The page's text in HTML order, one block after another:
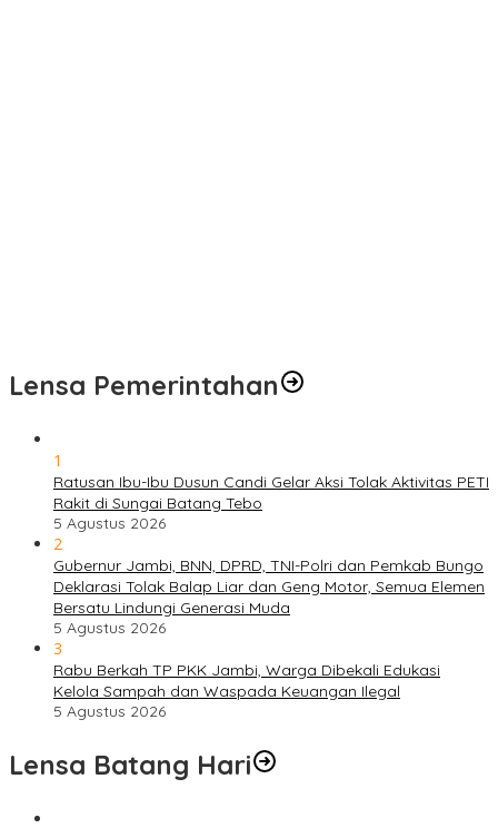
Lensa Pemerintahan
1
Ratusan Ibu-Ibu Dusun Candi Gelar Aksi Tolak Aktivitas PETI
Rakit di Sungai Batang Tebo
5 Agustus 2026
2
Gubernur Jambi, BNN, DPRD, TNI-Polri dan Pemkab Bungo
Deklarasi Tolak Balap Liar dan Geng Motor, Semua Elemen
Bersatu Lindungi Generasi Muda
5 Agustus 2026
3
Rabu Berkah TP PKK Jambi, Warga Dibekali Edukasi
Kelola Sampah dan Waspada Keuangan Ilegal
5 Agustus 2026
Lensa Batang Hari